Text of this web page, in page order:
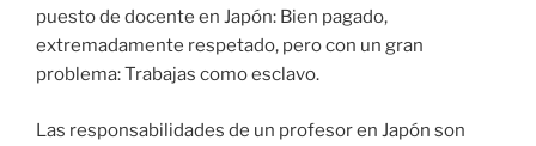
puesto de docente en Japón: Bien pagado,
extremadamente respetado, pero con un gran
problema: Trabajas como esclavo.
Las responsabilidades de un profesor en Japón son